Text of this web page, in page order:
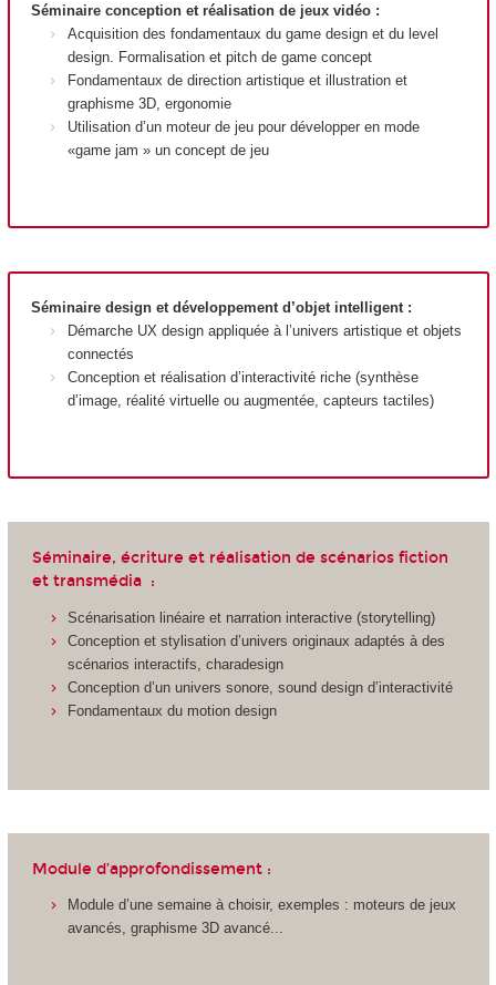
Séminaire conception et réalisation de jeux vidéo :
Acquisition des fondamentaux du game design et du level
design. Formalisation et pitch de game concept
Fondamentaux de direction artistique et illustration et
graphisme 3D, ergonomie
Utilisation d’un moteur de jeu pour développer en mode
«game jam » un concept de jeu
Séminaire design et développement d’objet intelligent :
Démarche UX design appliquée à l’univers artistique et objets
connectés
Conception et réalisation d’interactivité riche (synthèse
d’image, réalité virtuelle ou augmentée, capteurs tactiles)
Séminaire, écriture et réalisation de scénarios fiction
et transmédia :
Scénarisation linéaire et narration interactive (storytelling)
Conception et stylisation d’univers originaux adaptés à des
scénarios interactifs, charadesign
Conception d’un univers sonore, sound design d’interactivité
Fondamentaux du motion design
Module d’approfondissement :
Module d’une semaine à choisir, exemples : moteurs de jeux
avancés, graphisme 3D avancé...